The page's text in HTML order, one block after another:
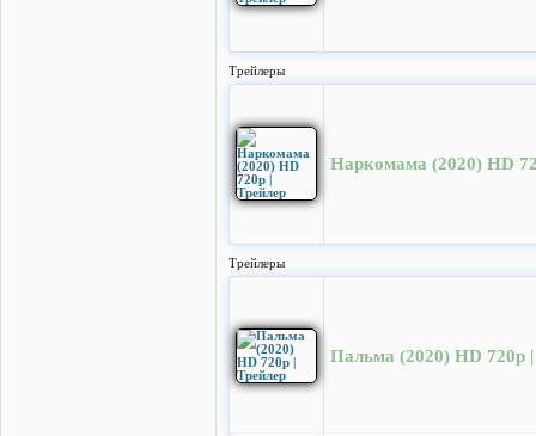
Трейлеры
Наркомама (2020) HD
Трейлеры
Пальма (2020) HD 720p |